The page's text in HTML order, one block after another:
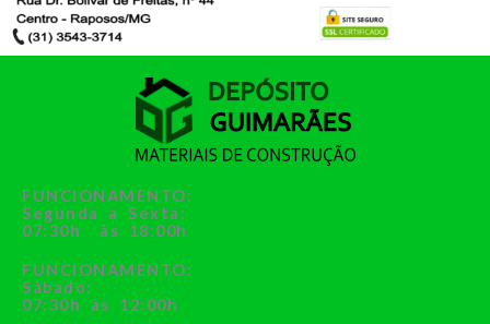
FUNCIONAMENTO:
Segunda a Sexta:
07:30h às 18:00h
FUNCIONAMENTO:
Sábado:
07:30h às 12:00h